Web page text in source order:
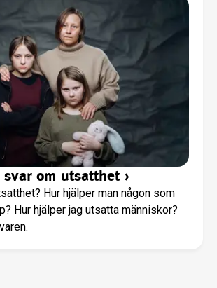
svar om utsatthet ›
Hur hjälper man någon som
Hur hjälper jag utsatta människor?